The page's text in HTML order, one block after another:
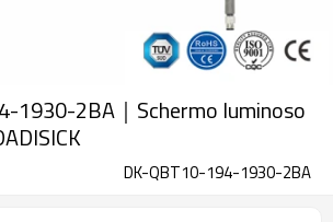
1930-2BA｜Schermo luminoso
DK-QBT10-194-1930-2BA